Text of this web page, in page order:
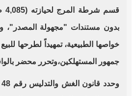
بدون مستندات "مجهولة المصدر"،
خواصها الطبيعية، تمهيداً لطرحها
جمهور المستهلكين،وتحرر محضر